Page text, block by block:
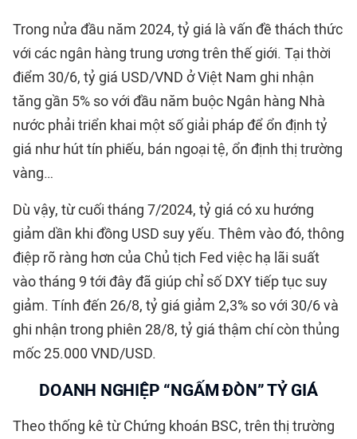
Trong nửa đầu năm 2024, tỷ giá là vấn đề thách thức
với các ngân hàng trung ương trên thế giới. Tại thời
điểm 30/6, tỷ giá USD/VND ở Việt Nam ghi nhận
tăng gần 5% so với đầu năm buộc Ngân hàng Nhà
nước phải triển khai một số giải pháp để ổn định tỷ
giá như hút tín phiếu, bán ngoại tệ, ổn định thị trường
vàng…
Dù vậy, từ cuối tháng 7/2024, tỷ giá có xu hướng
giảm dần khi đồng USD suy yếu. Thêm vào đó, thông
điệp rõ ràng hơn của Chủ tịch Fed việc hạ lãi suất
vào tháng 9 tới đây đã giúp chỉ số DXY tiếp tục suy
giảm. Tính đến 26/8, tỷ giá giảm 2,3% so với 30/6 và
ghi nhận trong phiên 28/8, tỷ giá thậm chí còn thủng
mốc 25.000 VND/USD.
DOANH NGHIỆP “NGẤM ĐÒN” TỶ GIÁ
Theo thống kê từ Chứng khoán BSC, trên thị trường